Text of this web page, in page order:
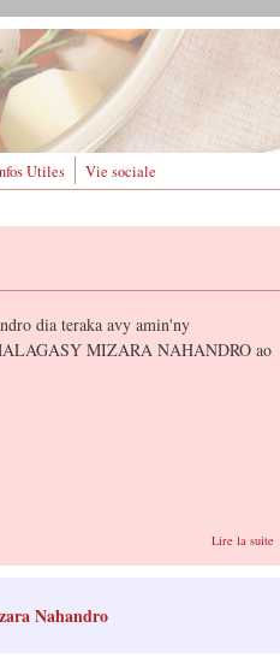
Utiles Vie sociale
dia teraka avy amin'ny
MIZARA NAHANDRO ao
Lire la suite
Nahandro